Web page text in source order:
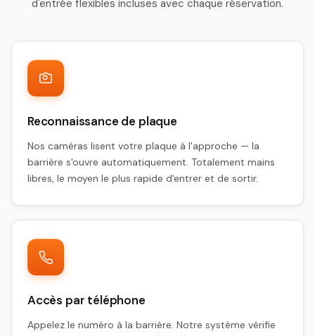
d'entrée flexibles incluses avec chaque réservation.
Reconnaissance de plaque
Nos caméras lisent votre plaque à l'approche — la
barrière s'ouvre automatiquement. Totalement mains
libres, le moyen le plus rapide d'entrer et de sortir.
Accès par téléphone
Appelez le numéro à la barrière. Notre système vérifie